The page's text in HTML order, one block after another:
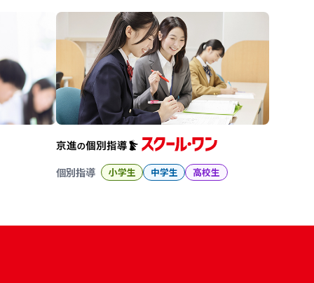
個別指導 小学生 中学生 高校生